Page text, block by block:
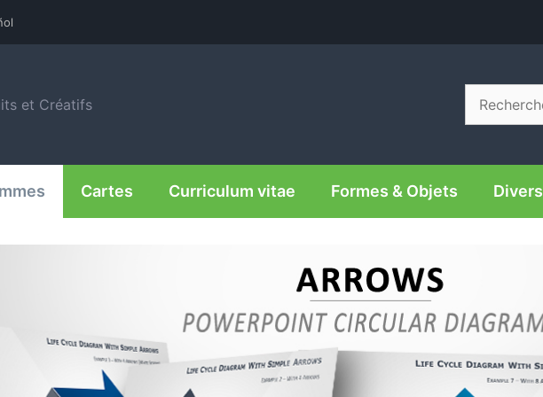
et Créatifs
Cartes Curriculum vitae Formes & Objets Divers